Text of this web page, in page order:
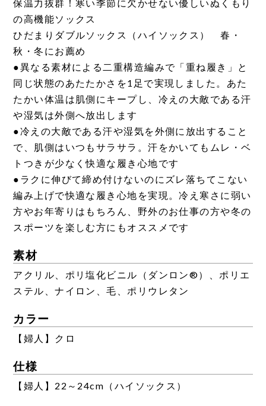
保温力抜群！寒い季節に欠かせない優しいぬくもり
の高機能ソックス
ひだまりダブルソックス（ハイソックス） 春・
秋・冬にお薦め
●異なる素材による二重構造編みで「重ね履き」と
同じ状態のあたたかさを1足で実現しました。あた
たかい体温は肌側にキープし、冷えの大敵である汗
や湿気は外側へ放出します
●冷えの大敵である汗や湿気を外側に放出すること
で、肌側はいつもサラサラ。汗をかいてもムレ・ベ
トつきが少なく快適な履き心地です
●ラクに伸びて締め付けないのにズレ落ちてこない
編み上げで快適な履き心地を実現。冷え寒さに弱い
方やお年寄りはもちろん、野外のお仕事の方や冬の
スポーツを楽しむ方にもオススメです
素材
アクリル、ポリ塩化ビニル（ダンロン®）、ポリエ
ステル、ナイロン、毛、ポリウレタン
カラー
【婦人】クロ
仕様
【婦人】22～24cm（ハイソックス）